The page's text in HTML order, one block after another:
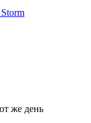
же день